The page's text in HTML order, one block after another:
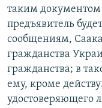
таким документом
предъявитель
сообщениям,
гражданства
гражданства; в
ему, кроме
удостоверяющего